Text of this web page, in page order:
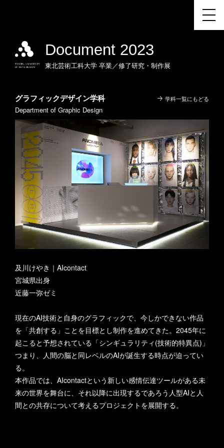
Document 2023
東北芸術工科大学 卒業／修了研究・制作展
学科一覧にもどる
グラフィックデザイン学科
Department of Graphic Design
及川けやき｜AIcontact
宮城県出身
近藤一弥ゼミ
現在のAI技術と自身のグラフィックで、今しかできない作品
を「共創する」ことを目標とし制作を進めてきた。2045年に
起こると予想されている「シンギュラリティ(技術的特異点)」
つまり、人間の脳と同レベルのAIが誕生する時点が迫ってい
る。
本作品では、AIcontactという新しい感情伝達ツールがある未
来の世界を舞台に、それ以降に出現するであろう人型AIと人
間との共存について考えるプロジェクトを展開する。